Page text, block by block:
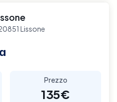
Lissone
Prezzo
135€